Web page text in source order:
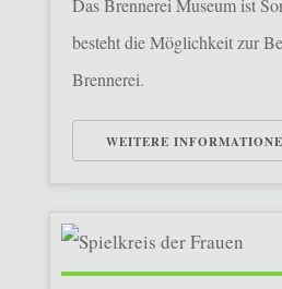
Das Brennerei Museum ist
besteht die Möglichkeit zur
Brennerei.
WEITERE